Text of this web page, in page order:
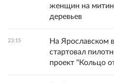
женщин на
деревьев
23:15
На Ярославском
стартовал
проект "Кольцо